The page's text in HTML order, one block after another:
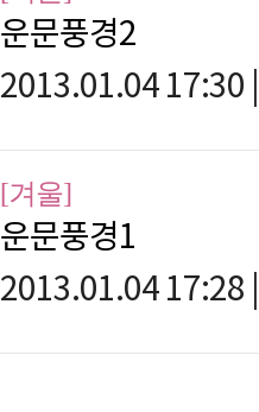
운문풍경2
2013.01.04 17:30
[겨울]
운문풍경1
2013.01.04 17:28